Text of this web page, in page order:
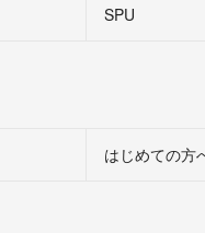
SPU
はじめての方